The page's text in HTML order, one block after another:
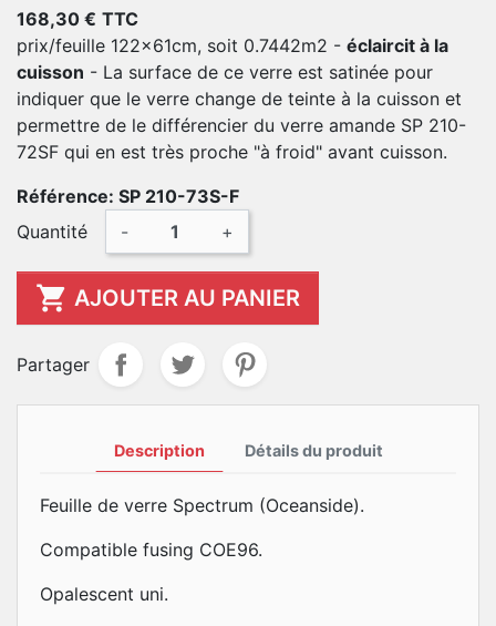
168,30 € TTC
prix/feuille 122x61cm, soit 0.7442m2 - éclaircit à la
cuisson - La surface de ce verre est satinée pour
indiquer que le verre change de teinte à la cuisson et
permettre de le différencier du verre amande SP 210-
72SF qui en est très proche "à froid" avant cuisson.
Référence: SP 210-73S-F
Quantité
- +
 AJOUTER AU PANIER
Partager
Description Détails du produit
Feuille de verre Spectrum (Oceanside).
Compatible fusing COE96.
Opalescent uni.